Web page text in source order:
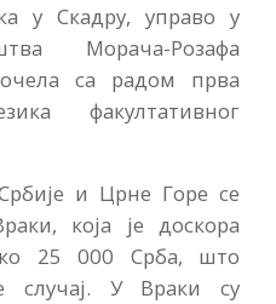
у Скадру, управо у
Морача-Розафа
са радом прва
факултативног
и Црне Горе се
која је доскора
25 000 Срба, што
случај. У Враки су